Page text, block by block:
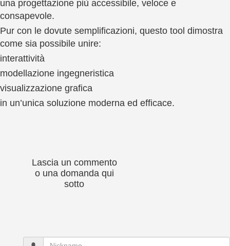
una progettazione più accessibile, veloce e
consapevole.
Pur con le dovute semplificazioni, questo tool dimostra
come sia possibile unire:
interattività
modellazione ingegneristica
visualizzazione grafica
in un’unica soluzione moderna ed efficace.
Lascia un commento
o una domanda qui
sotto